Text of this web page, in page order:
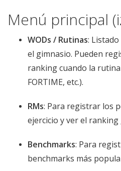
Menú principal
WODs / Rutinas:
el gimnasio. Pueden
ranking cuando la
FORTIME, etc.).
RMs: Para registrar los
ejercicio y ver el ranking
Benchmarks: Para
benchmarks más